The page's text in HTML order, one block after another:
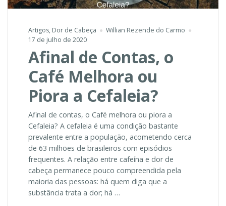
Artigos, Dor de Cabeça
Willian Rezende do Carmo
17 de julho de 2020
Afinal de Contas, o
Café Melhora ou
Piora a Cefaleia?
Afinal de contas, o Café melhora ou piora a
Cefaleia? A cefaleia é uma condição bastante
prevalente entre a população, acometendo cerca
de 63 milhões de brasileiros com episódios
frequentes. A relação entre cafeína e dor de
cabeça permanece pouco compreendida pela
maioria das pessoas: há quem diga que a
substância trata a dor; há …